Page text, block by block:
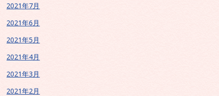
2021年7月
2021年6月
2021年5月
2021年4月
2021年3月
2021年2月